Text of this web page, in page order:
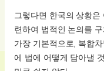
그렇다면 한국의 상황
련하여 법적인 논의를
가장 기본적으로, 복합
에 법에 어떻게 담아낼